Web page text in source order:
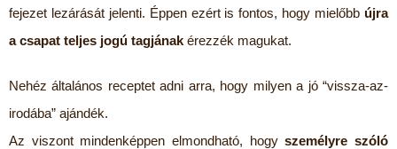
fejezet lezárását jelenti. Éppen ezért is fontos, hogy mielőbb újra
a csapat teljes jogú tagjának érezzék magukat.
Nehéz általános receptet adni arra, hogy milyen a jó “vissza-az-
irodába” ajándék.
Az viszont mindenképpen elmondható, hogyszemélyre szóló